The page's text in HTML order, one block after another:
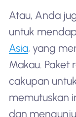
Atau, Anda
untuk
Asia, yang
Makau. Paket
cakupan
memutuskan
dan